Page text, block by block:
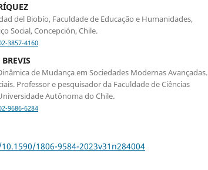
del Biobío, Faculdade de Educação e Humanidades,
Social, Concepción, Chile.
3857-4160
de Mudança em Sociedades Modernas Avançadas.
Professor e pesquisador da Faculdade de Ciências
Autônoma do Chile.
9686-6284
1806-9584-2023v31n284004